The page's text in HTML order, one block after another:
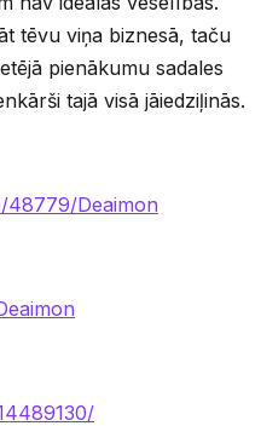
tēvu viņa biznesā, taču
pienākumu sadales
tajā visā jāiedziļinās.
48779/Deaimon